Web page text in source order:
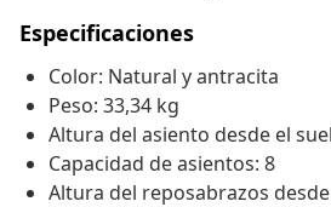
Especificaciones
Color: Natural y antracita
Peso: 33,34 kg
Altura del asiento desde el
Capacidad de asientos: 8
Altura del reposabrazos